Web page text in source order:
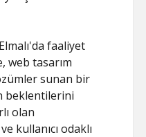
faaliyet
web tasarım
sunan bir
beklentilerini
olan
kullanıcı odaklı